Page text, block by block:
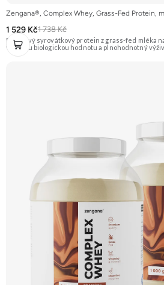
Zengana®, Complex Whey, Grass-Fed Protein,
1 529 Kč1 738 Kč
Prémiový syrovátkový protein z grass-fed mléka
vysokou biologickou hodnotu a plnohodnotný